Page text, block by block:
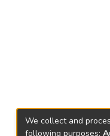
We collect and
following purposes: